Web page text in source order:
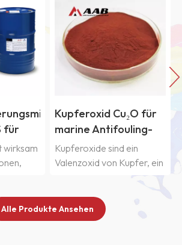
für
wirksam
Kupferoxid Cu₂O für
marine Antifouling-
Beschichtungen
Kupferoxide sind ein
Valenzoxid von Kupfer, ein
leuchtend rotes Material.
lautet Cu₂ODie relative
Molekülmasse beträgt
Alle Produkte Ansehen